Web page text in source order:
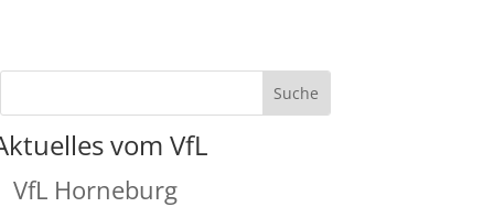
vom VfL
VfL Horneburg